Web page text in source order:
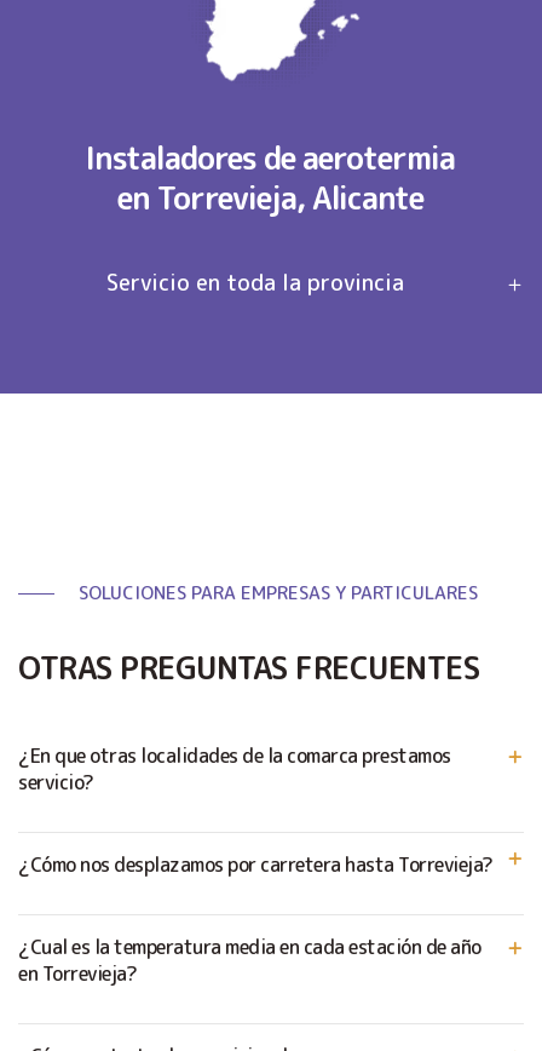
Instaladores de aerotermia
en Torrevieja, Alicante
Servicio en toda la provincia
SOLUCIONES PARA EMPRESAS Y PARTICULARES
OTRAS PREGUNTAS FRECUENTES
¿En que otras localidades de la comarca prestamos
servicio?
¿Cómo nos desplazamos por carretera hasta Torrevieja?
¿Cual es la temperatura media en cada estación de año
en Torrevieja?